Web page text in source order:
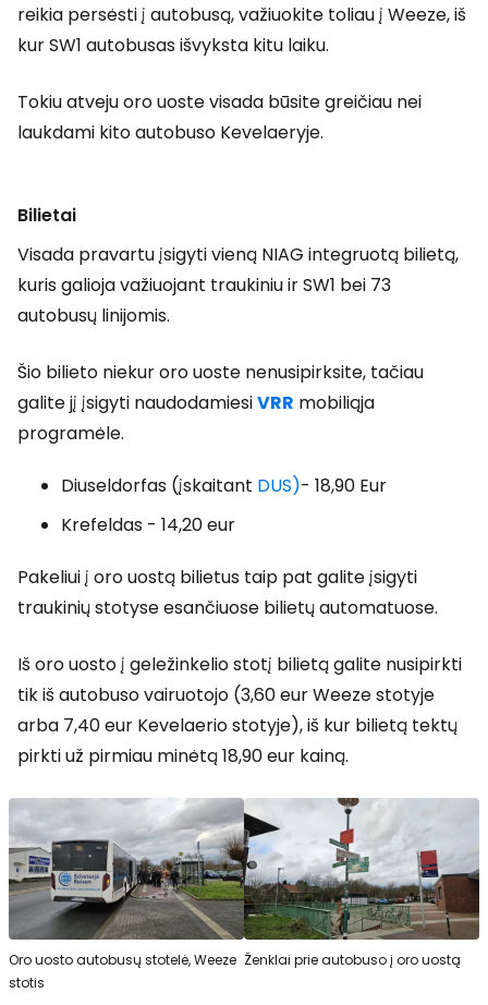
reikia persėsti į autobusą, važiuokite toliau į Weeze, iš
kur SW1 autobusas išvyksta kitu laiku.
Tokiu atveju oro uoste visada būsite greičiau nei
laukdami kito autobuso Kevelaeryje.
Bilietai
Visada pravartu įsigyti vieną NIAG integruotą bilietą,
kuris galioja važiuojant traukiniu ir SW1 bei 73
autobusų linijomis.
Šio bilieto niekur oro uoste nenusipirksite, tačiau
galite jį įsigyti naudodamiesiVRR mobiliąja
programėle.
Diuseldorfas (įskaitant DUS)- 18,90 Eur
Krefeldas - 14,20 eur
Pakeliui į oro uostą bilietus taip pat galite įsigyti
traukinių stotyse esančiuose bilietų automatuose.
Iš oro uosto į geležinkelio stotį bilietą galite nusipirkti
tik iš autobuso vairuotojo (3,60 eur Weeze stotyje
arba 7,40 eur Kevelaerio stotyje), iš kur bilietą tektų
pirkti už pirmiau minėtą 18,90 eur kainą.
Oro uosto autobusų stotelė, Weeze
stotis
Ženklai prie autobuso į oro uostą